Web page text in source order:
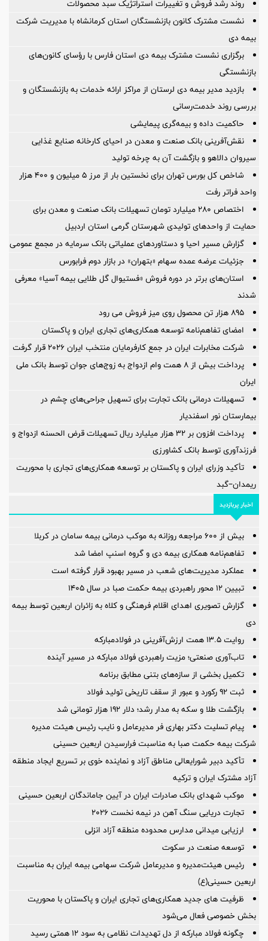
روند رشد فروش و تغییرات استراتژیک سبد محصولات
نشست مشترک کانون بازنشستگان استان کرمانشاه با مدیریت شرکت
بیمه دی
برگزاری نشست مشترک بیمه دی استان فارس با رؤسای کانون‌های
بازنشستگی
بازدید مدیر بیمه دی لرستان از مراکز ارائه خدمات به بازنشستگان و
بررسی روند خدمت‌رسانی
حاکمیت داده و بیمه‌گری پیمایشی
نقش‌آفرینی بانک صنعت و معدن در احیای کارخانه صنایع غذایی
سیروان دالاهو و بازگشت آن به چرخه تولید
شاخص کل بورس تهران برای نخستین بار از مرز ۵ میلیون و ۴۰۰ هزار
واحد فراتر رفت
اختصاص ۲۸۰ میلیارد تومان تسهیلات بانک صنعت و معدن برای
حمایت از واحدهای تولیدی شهرستان گرمی استان اردبیل
گزارش مسیر احیا و دستاوردهای عملیاتی بانک سرمایه در مجمع عمومی
جزئیات عرضه عمده سهام «بتهران» در بازار دوم فرابورس
استان‌های برتر در دوره فروش «فستیوال گل طلایی بیمه آسیا» معرفی
شدند
895 هزار تن محصول روی میز فروش می رود
امضای تفاهم‌نامه توسعه همکاری‌های تجاری ایران و پاکستان
شرکت مخابرات ایران در جمع کارفرمایان منتخب ایران ۲۰۲۶ قرار گرفت
پرداخت بیش از ۸ همت وام ازدواج به زوج‌های جوان توسط بانک ملی
ایران
تسهیلات درمانی بانک تجارت برای تسهیل جراحی‌های چشم در
بیمارستان نور اسفندیار
پرداخت افزون بر 32 هزار میلیارد ریال تسهیلات قرض الحسنه ازدواج و
فرزندآوری توسط بانک کشاورزی
تأکید وزرای ایران و پاکستان بر توسعه همکاری‌های تجاری با محوریت
ریمدان–گبد
اخبار پربازدید
بیش از ۶۰۰ مراجعه روزانه به موکب درمانی بیمه سامان در کربلا
تفاهم‌نامه همکاری بیمه دی و گروه اسنپ امضا شد
عملکرد مدیریت‌های شعب در مسیر بهبود قرار گرفته است
️تبیین ۱۲ محور راهبردی بیمه حکمت صبا در سال ۱۴۰۵
گزارش تصویری اهدای اقلام فرهنگی و کلاه به زائران اربعین توسط بیمه
دی
روایت ۱۳.۵ همت ارزش‌آفرینی در فولادمبارکه
تاب‌آوری صنعتی؛ مزیت راهبردی فولاد مبارکه در مسیر آینده
تکمیل بخشی از سازه‌های بتنی مطابق برنامه
ثبت ۹۲ رکورد و عبور از سقف تاریخی تولید فولاد
بازگشت طلا و سکه به مدار رشد؛ دلار ۱۹۲ هزار تومانی شد
پیام تسلیت دکتر بهاری فر مدیرعامل و نایب رئیس هیئت مدیره
شرکت بیمه حکمت صبا به مناسبت فرارسیدن اربعین حسینی
تأکید دبیر شورایعالی مناطق آزاد و نماینده خوی بر تسریع ایجاد منطقه
آزاد مشترک ایران و ترکیه
موکب شهدای بانک صادرات ایران در آیین جاماندگان اربعین حسینی
تجارت دریایی سنگ آهن در نیمه نخست ۲۰۲۶
ارزیابی میدانی مدارس محدوده منطقه آزاد انزلی
توسعه صنعت در سکوت
رئیس هیئت‌مدیره و مدیرعامل شرکت سهامی بیمه ایران به مناسبت
اربعین حسینی(ع)
ظرفیت های جدید همکاری‌های تجاری ایران و پاکستان با محوریت
بخش خصوصی فعال می‌شود
چگونه فولاد مبارکه از دل تهدیدات نظامی به سود ۱۲ همتی رسید